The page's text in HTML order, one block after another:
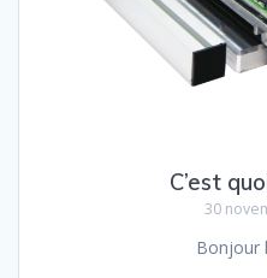
C’est
30
Bonjour